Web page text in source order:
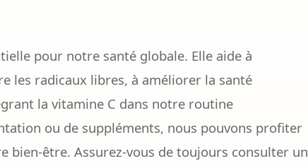
pour notre santé globale. Elle aide à
les radicaux libres, à améliorer la santé
la vitamine C dans notre routine
ou de suppléments, nous pouvons profiter
bien-être. Assurez-vous de toujours consulter un